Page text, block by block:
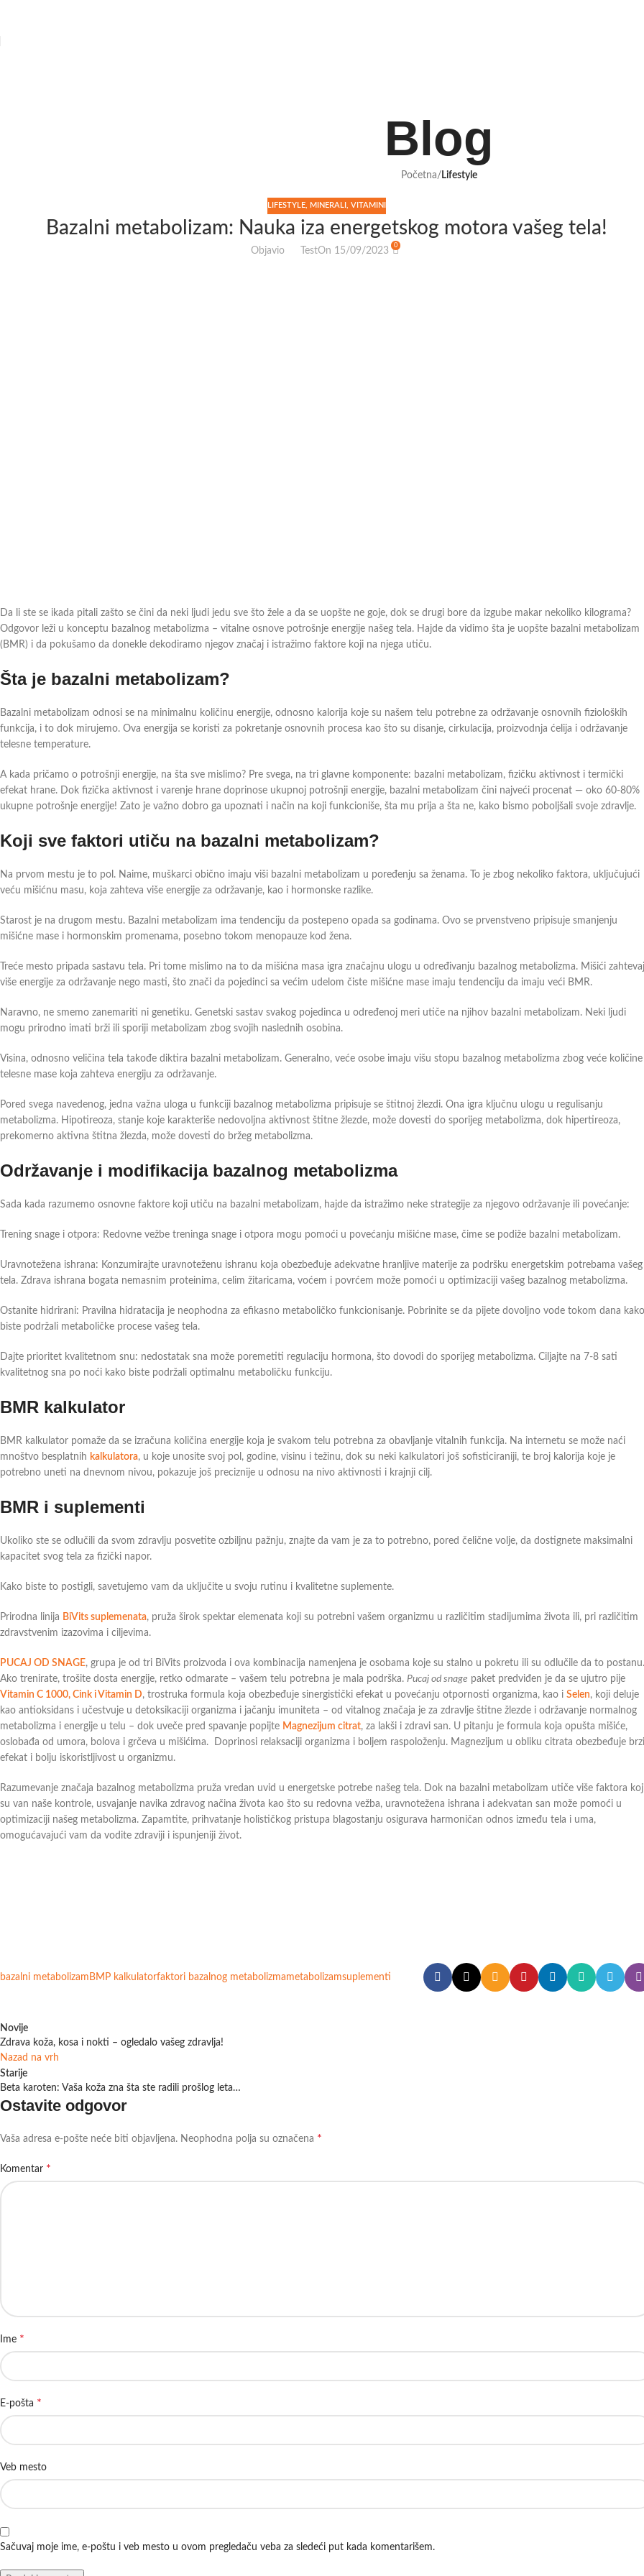
Blog
Početna/ Lifestyle
LIFESTYLE, MINERALI VITAMINI
Bazalni metabolizam: Nauka iza energetskog motora vašeg tela!
Objavio TestOn 15/09/2023 0
Da li ste se ikada pitali zašto se čini da neki ljudi jedu sve što žele a da se uopšte ne goje, dok se drugi bore da izgube makar nekoliko kilograma?
Odgovor leži u konceptu bazalnog metabolizma – vitalne osnove potrošnje energije našeg tela. Hajde da vidimo šta je uopšte bazalni metabolizam
(BMR) i da pokušamo da donekle dekodiramo njegov značaj i istražimo faktore koji na njega utiču.
Šta je bazalni metabolizam?
Bazalni metabolizam odnosi se na minimalnu količinu energije, odnosno kalorija koje su našem telu potrebne za održavanje osnovnih fizioloških
funkcija, i to dok mirujemo. Ova energija se koristi za pokretanje osnovnih procesa kao što su disanje, cirkulacija, proizvodnja ćelija i održavanje
telesne temperature.
A kada pričamo o potrošnji energije, na šta sve mislimo? Pre svega, na tri glavne komponente: bazalni metabolizam, fizičku aktivnost i termički
efekat hrane. Dok fizička aktivnost i varenje hrane doprinose ukupnoj potrošnji energije, bazalni metabolizam čini najveći procenat — oko 60-80%
ukupne potrošnje energije! Zato je važno dobro ga upoznati i način na koji funkcioniše, šta mu prija a šta ne, kako bismo poboljšali svoje zdravlje.
Koji sve faktori utiču na bazalni metabolizam?
Na prvom mestu je to pol. Naime, muškarci obično imaju viši bazalni metabolizam u poređenju sa ženama. To je zbog nekoliko faktora, uključujući
veću mišićnu masu, koja zahteva više energije za održavanje, kao i hormonske razlike.
Starost je na drugom mestu. Bazalni metabolizam ima tendenciju da postepeno opada sa godinama. Ovo se prvenstveno pripisuje smanjenju
mišićne mase i hormonskim promenama, posebno tokom menopauze kod žena.
Treće mesto pripada sastavu tela. Pri tome mislimo na to da mišićna masa igra značajnu ulogu u određivanju bazalnog metabolizma. Mišići
više energije za održavanje nego masti, što znači da pojedinci sa većim udelom čiste mišićne mase imaju tendenciju da imaju veći BMR.
Naravno, ne smemo zanemariti ni genetiku. Genetski sastav svakog pojedinca u određenoj meri utiče na njihov bazalni metabolizam. Neki ljudi
mogu prirodno imati brži ili sporiji metabolizam zbog svojih naslednih osobina.
Visina, odnosno veličina tela takođe diktira bazalni metabolizam. Generalno, veće osobe imaju višu stopu bazalnog metabolizma zbog veće količine
telesne mase koja zahteva energiju za održavanje.
Pored svega navedenog, jedna važna uloga u funkciji bazalnog metabolizma pripisuje se štitnoj žlezdi. Ona igra ključnu ulogu u regulisanju
metabolizma. Hipotireoza, stanje koje karakteriše nedovoljna aktivnost štitne žlezde, može dovesti do sporijeg metabolizma, dok hipertireoza,
prekomerno aktivna štitna žlezda, može dovesti do bržeg metabolizma.
Održavanje i modifikacija bazalnog metabolizma
Sada kada razumemo osnovne faktore koji utiču na bazalni metabolizam, hajde da istražimo neke strategije za njegovo održavanje ili povećanje:
Trening snage i otpora: Redovne vežbe treninga snage i otpora mogu pomoći u povećanju mišićne mase, čime se podiže bazalni metabolizam.
Uravnotežena ishrana: Konzumirajte uravnoteženu ishranu koja obezbeđuje adekvatne hranljive materije za podršku energetskim potrebama vašeg
tela. Zdrava ishrana bogata nemasnim proteinima, celim žitaricama, voćem i povrćem može pomoći u optimizaciji vašeg bazalnog metabolizma.
Ostanite hidrirani: Pravilna hidratacija je neophodna za efikasno metaboličko funkcionisanje. Pobrinite se da pijete dovoljno vode tokom dana kako
biste podržali metaboličke procese vašeg tela.
Dajte prioritet kvalitetnom snu: nedostatak sna može poremetiti regulaciju hormona, što dovodi do sporijeg metabolizma. Ciljajte na 7-8 sati
kvalitetnog sna po noći kako biste podržali optimalnu metaboličku funkciju.
BMR kalkulator
BMR kalkulator pomaže da se izračuna količina energije koja je svakom telu potrebna za obavljanje vitalnih funkcija. Na internetu se može naći
mnoštvo besplatnih kalkulatora, u koje unosite svoj pol, godine, visinu i težinu, dok su neki kalkulatori još sofisticiraniji, te broj kalorija koje je
potrebno uneti na dnevnom nivou, pokazuje još preciznije u odnosu na nivo aktivnosti i krajnji cilj.
BMR i suplementi
Ukoliko ste se odlučili da svom zdravlju posvetite ozbiljnu pažnju, znajte da vam je za to potrebno, pored čelične volje, da dostignete maksimalni
kapacitet svog tela za fizički napor.
Kako biste to postigli, savetujemo vam da uključite u svoju rutinu i kvalitetne suplemente.
Prirodna linija BiVits suplemenata, pruža širok spektar elemenata koji su potrebni vašem organizmu u različitim stadijumima života ili, pri različitim
zdravstvenim izazovima i ciljevima.
PUCAJ OD SNAGE, grupa je od tri BiVits proizvoda i ova kombinacija namenjena je osobama koje su stalno u pokretu ili su odlučile da to postanu.
Ako trenirate, trošite dosta energije, retko odmarate – vašem telu potrebna je mala podrška. Pucaj od snage paket predviđen je da se ujutro pije
Vitamin C 1000, Cink i Vitamin D, trostruka formula koja obezbeđuje sinergistički efekat u povećanju otpornosti organizma, kao i Selen, koji deluje
kao antioksidans i učestvuje u detoksikaciji organizma i jačanju imuniteta – od vitalnog značaja je za zdravlje štitne žlezde i održavanje normalnog
metabolizma i energije u telu – dok uveče pred spavanje popijte Magnezijum citrat, za lakši i zdravi san. U pitanju je formula koja opušta mišiće,
oslobađa od umora, bolova i grčeva u mišićima. Doprinosi relaksaciji organizma i boljem raspoloženju. Magnezijum u obliku citrata obezbeđuje brzi
efekat i bolju iskoristljivost u organizmu.
Razumevanje značaja bazalnog metabolizma pruža vredan uvid u energetske potrebe našeg tela. Dok na bazalni metabolizam utiče više faktora
su van naše kontrole, usvajanje navika zdravog načina života kao što su redovna vežba, uravnotežena ishrana i adekvatan san može pomoći u
optimizaciji našeg metabolizma. Zapamtite, prihvatanje holističkog pristupa blagostanju osigurava harmoničan odnos između tela i uma,
omogućavajući vam da vodite zdraviji i ispunjeniji život.
bazalni metabolizam BMP kalkulatorfaktori bazalnog metabolizmametabolizamsuplementi
Novije
Zdrava koža, kosa i nokti – ogledalo vašeg zdravlja!
Nazad na vrh
Starije
Beta karoten: Vaša koža zna šta ste radili prošlog leta…
Ostavite odgovor
Vaša adresa e-pošte neće biti objavljena. Neophodna polja su označena *
Komentar *
Ime *
E-pošta *
Veb mesto
Sačuvaj moje ime, e-poštu i veb mesto u ovom pregledaču veba za sledeći put kada komentarišem.